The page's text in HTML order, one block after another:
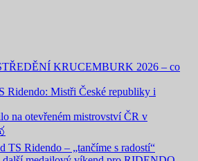
KRUCEMBURK 2026 – co
Ridendo: Mistři České republiky i
na otevřeném mistrovství ČR v
TS Ridendo – „tančíme s radostí“